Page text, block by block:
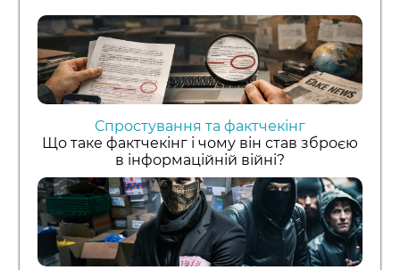
Спростування та фактчекінг
Що таке фактчекінг і чому він став зброєю
в інформаційній війні?